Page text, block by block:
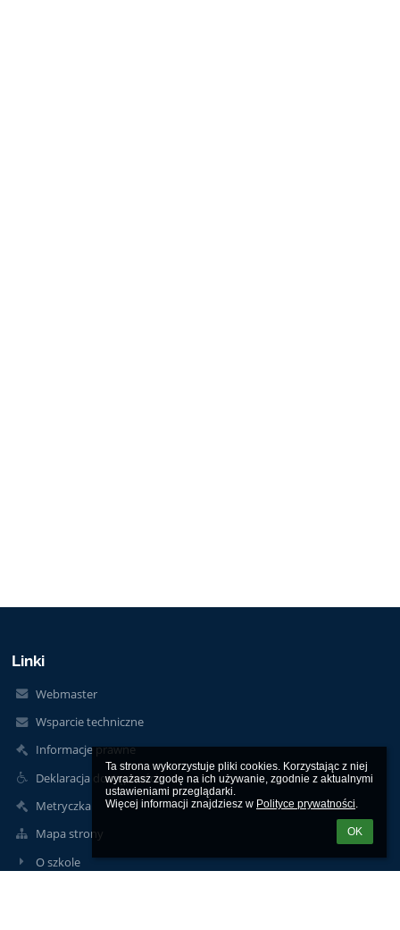
Ta strona wykorzystuje pliki cookies. Korzystając z niej
wyrażasz zgodę na ich używanie, zgodnie z aktualnymi
ustawieniami przeglądarki.
Więcej informacji znajdziesz w Polityce prywatności.
OK
Linki
Webmaster
Wsparcie techniczne
Informacje prawne
Deklaracja dostępności
Metryczka
Mapa strony
O szkole